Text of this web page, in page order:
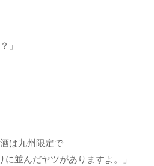
」
は九州限定で
並んだヤツがありますよ。」